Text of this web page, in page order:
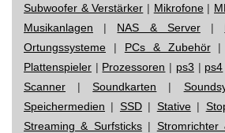
Subwoofer & Verstärker | Mikrofone|
Musikanlagen | NAS & Server|
Ortungssysteme | PCs & Zubehör|
Plattenspieler | Prozessoren | ps3 | ps4
Scanner |Soundkarten |
Speichermedien | SSD| Stative|
Streaming & Surfsticks| Stromrichter